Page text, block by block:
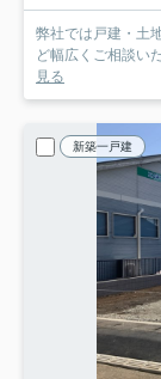
弊社では戸建・土
ど幅広くご相談い
見る
新築一戸建